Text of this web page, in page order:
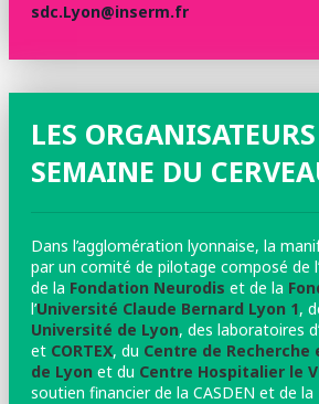
sdc.Lyon@inserm.fr
LES
SEMAINE DU
Dans l’agglomération lyonnaise, la
par un comité de pilotage composé de l’
de la Fondation Neurodis et de la
l’Université Claude Bernard Lyon 1,
Université de Lyon, des laboratoires
et CORTEX, du Centre de Recherche
de Lyon et du Centre Hospitalier le
soutien financier de la CASDEN et de la